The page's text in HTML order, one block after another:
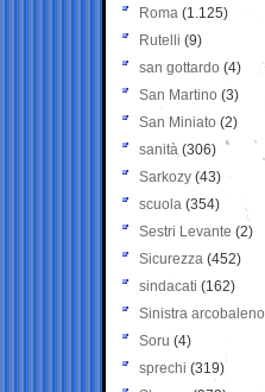
Roma (1.125)
Rutelli (9)
san gottardo (4)
San Martino (3)
San Miniato (2)
sanità (306)
Sarkozy (43)
scuola (354)
Sestri Levante (2)
Sicurezza (452)
sindacati (162)
Sinistra arcobaleno
Soru (4)
sprechi (319)